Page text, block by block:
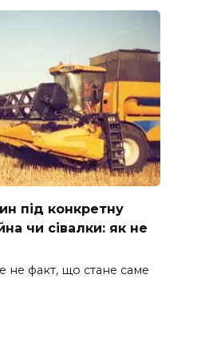
під конкретну
чи сівалки: як не
не факт, що стане саме